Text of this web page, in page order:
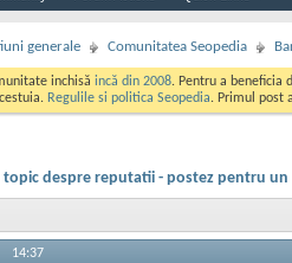
generale Comunitatea Seopedia
inchisă incă din 2008. Pentru a beneficia
Regulile si politica Seopedia. Primul post
topic despre reputatii - postez pentru
14:37